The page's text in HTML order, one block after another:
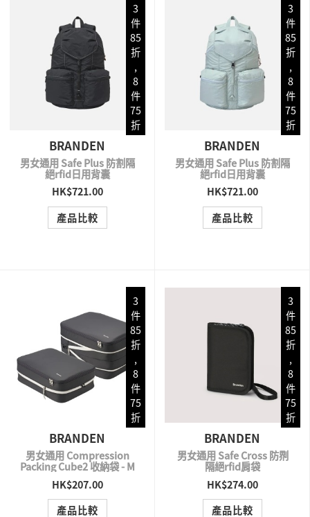
QUICK VIEW
BRANDEN
男女通用 Safe Plus 防割隔
絕rfid日用背囊
HK$721.00
產品比較
3
件
85
折
,
8
件
75
折
QUICK VIEW
BRANDEN
男女通用 Safe Plus 防割隔
絕rfid日用背囊
HK$721.00
產品比較
3
件
85
折
,
8
件
75
折
QUICK VIEW
BRANDEN
男女通用 Compression
Packing Cube2 收納袋 - M
HK$207.00
產品比較
3
件
85
折
,
8
件
75
折
QUICK VIEW
BRANDEN
男女通用 Safe Cross 防𠝹
隔絕rfid肩袋
HK$274.00
產品比較
3
件
85
折
,
8
件
75
折